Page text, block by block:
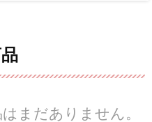
まだありません。